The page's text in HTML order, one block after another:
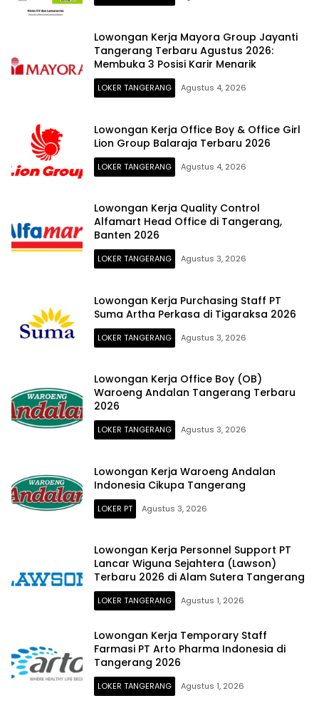
Lowongan Kerja Mayora Group Jayanti
Tangerang Terbaru Agustus 2026:
Membuka 3 Posisi Karir Menarik
LOKER TANGERANG Agustus 4, 2026
Lowongan Kerja Office Boy & Office Girl
Lion Group Balaraja Terbaru 2026
LOKER TANGERANG Agustus 4, 2026
Lowongan Kerja Quality Control
Alfamart Head Office di Tangerang,
Banten 2026
LOKER TANGERANG Agustus 3, 2026
Lowongan Kerja Purchasing Staff PT
Suma Artha Perkasa di Tigaraksa 2026
LOKER TANGERANG Agustus 3, 2026
Lowongan Kerja Office Boy (OB)
Waroeng Andalan Tangerang Terbaru
2026
LOKER TANGERANG Agustus 3, 2026
Lowongan Kerja Waroeng Andalan
Indonesia Cikupa Tangerang
LOKER PT Agustus 3, 2026
Lowongan Kerja Personnel Support PT
Lancar Wiguna Sejahtera (Lawson)
Terbaru 2026 di Alam Sutera Tangerang
LOKER TANGERANG Agustus 1, 2026
Lowongan Kerja Temporary Staff
Farmasi PT Arto Pharma Indonesia di
Tangerang 2026
LOKER TANGERANG Agustus 1, 2026